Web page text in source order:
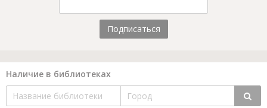
Подписаться
Наличие в библиотеках